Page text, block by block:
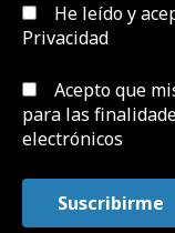
He leído y
Privacidad
Acepto que
para las
electrónicos